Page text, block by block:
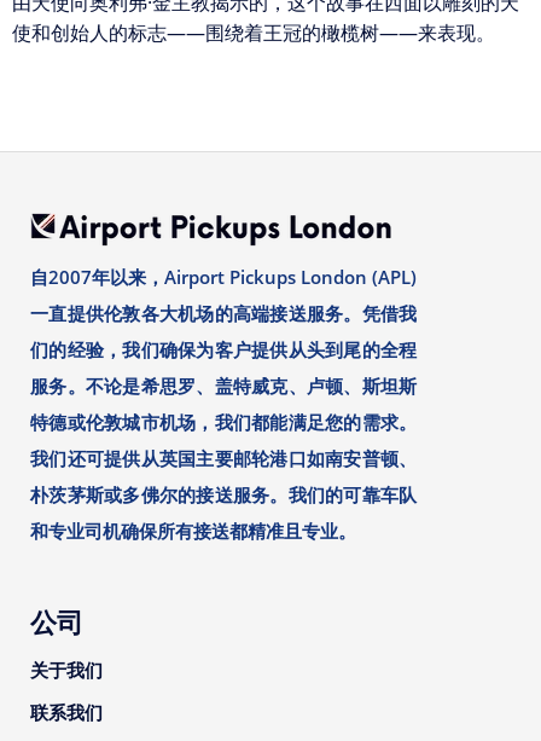
使和创始人的标志——围绕着王冠的橄榄树——来表现。
自2007年以来，Airport Pickups London (APL)
一直提供伦敦各大机场的高端接送服务。凭借我
们的经验，我们确保为客户提供从头到尾的全程
服务。不论是希思罗、盖特威克、卢顿、斯坦斯
特德或伦敦城市机场，我们都能满足您的需求。
我们还可提供从英国主要邮轮港口如南安普顿、
朴茨茅斯或多佛尔的接送服务。我们的可靠车队
和专业司机确保所有接送都精准且专业。
公司
关于我们
联系我们